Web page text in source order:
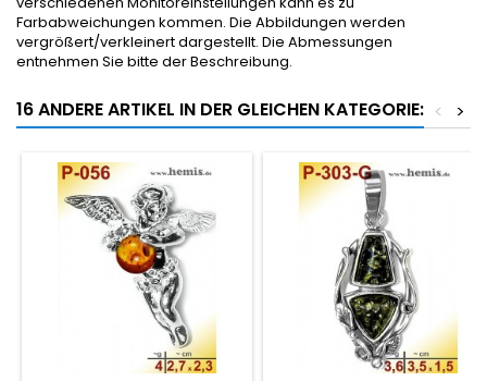
Farbabweichungen kommen. Die Abbildungen werden
vergrößert/verkleinert dargestellt. Die Abmessungen
entnehmen Sie bitte der Beschreibung.
16 ANDERE ARTIKEL IN DER GLEICHEN KATEGORIE: >
<